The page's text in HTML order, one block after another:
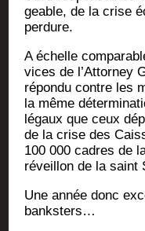
geable, de la crise
perdure.
A échelle
vices de l’Attorney
répon­du contre les
la même
légaux que ceux
de la crise des
100 000 cadres de
réveillon de la saint
Une année donc
banksters…